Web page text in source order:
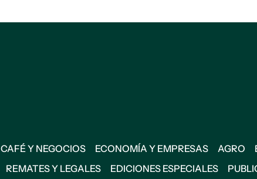
CAFÉ Y NEGOCIOS ECONOMÍA Y EMPRESAS AGRO
REMATES Y LEGALES EDICIONES ESPECIALES